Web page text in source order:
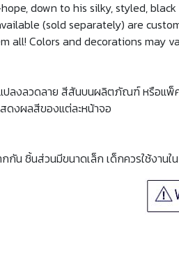
down to his silky, styled,
(sold separately) are
all! Colors and decorations may
ปลงลวดลาย สีสันบนผลิตภัณฑ์ หรือแพ็
ดงผลสีของแต่ละหน้าจอ
น ชิ้นส่วนมีขนาดเล็ก เด็กควรใช้งาน